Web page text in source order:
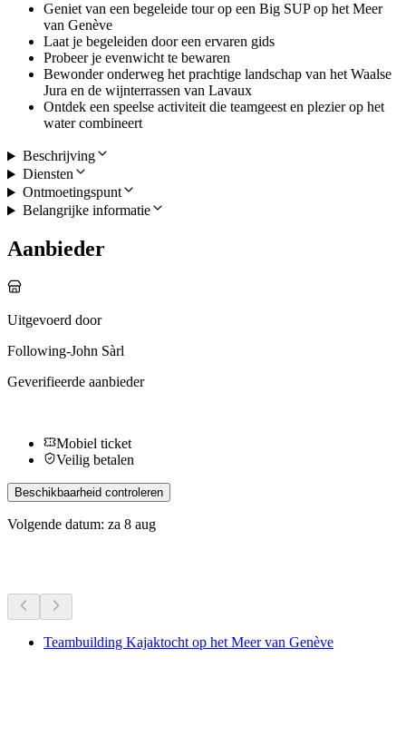
Geniet van een begeleide tour op een Big SUP op het Meer
van Genève
Laat je begeleiden door een ervaren gids
Probeer je evenwicht te bewaren
Bewonder onderweg het prachtige landschap van het Waalse
Jura en de wijnterrassen van Lavaux
Ontdek een speelse activiteit die teamgeest en plezier op het
water combineert
Beschrijving
Diensten
Ontmoetingspunt
Belangrijke informatie
Aanbieder
Uitgevoerd door
Following-John Sàrl
Geverifieerde aanbieder
Mobiel ticket
Veilig betalen
Beschikbaarheid controleren
Volgende datum: za 8 aug
Teambuilding Kajaktocht op het Meer van Genève